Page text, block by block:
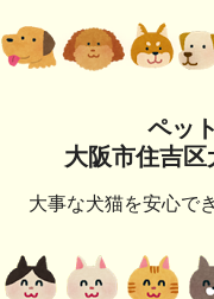
ペッ
大阪市住吉
大事な犬猫を安心で